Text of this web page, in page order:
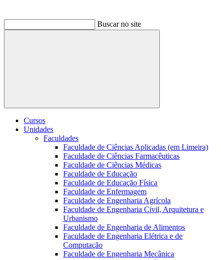
Buscar no site
Buscar
Cursos
Unidades
Faculdades
Faculdade de Ciências Aplicadas (em Limeira)
Faculdade de Ciências Farmacêuticas
Faculdade de Ciências Médicas
Faculdade de Educação
Faculdade de Educação Física
Faculdade de Enfermagem
Faculdade de Engenharia Agrícola
Faculdade de Engenharia Civil, Arquitetura e
Urbanismo
Faculdade de Engenharia de Alimentos
Faculdade de Engenharia Elétrica e de
Computação
Faculdade de Engenharia Mecânica